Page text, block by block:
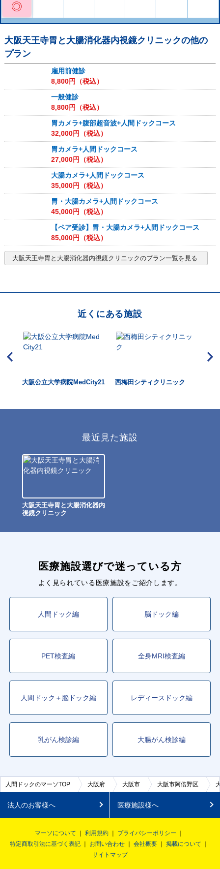
◎
大阪天王寺胃と大腸消化器内視鏡クリニックの他の
プラン
雇用前健診
8,800円（税込）
一般健診
8,800円（税込）
胃カメラ+腹部超音波+人間ドックコース
32,000円（税込）
胃カメラ+人間ドックコース
27,000円（税込）
大腸カメラ+人間ドックコース
35,000円（税込）
胃・大腸カメラ+人間ドックコース
45,000円（税込）
【ペア受診】胃・大腸カメラ+人間ドックコース
85,000円（税込）
大阪天王寺胃と大腸消化器内視鏡クリニックのプラン一覧を見る
近くにある施設
大阪公立大学病院MedCity21 西梅田シティクリニック
最近見た施設
大阪天王寺胃と大腸消化器内
視鏡クリニック
医療施設選びで迷っている方
よく見られている医療施設をご紹介します。
人間ドック編 脳ドック編
PET検査編 全身MRI検査編
人間ドック＋脳ドック編 レディースドック編
乳がん検診編 大腸がん検診編
人間ドックのマーソTOP 大阪府 大阪市 大阪市阿倍野区
法人のお客様へ 医療施設様へ
マーソについて 利用規約
プライバシーポリシー
特定商取引法に基づく表記
お問い合わせ 会社概要
掲載について
サイトマップ